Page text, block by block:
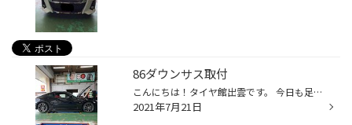
86ダウンサス取付
こんにちは！タイヤ館出雲です。 今日も足回り作業紹介です！ 数日前に納車されて、車高を下げたいとご相談頂いた86です。 ただ86は車検の関係上あまり下げる事が出来ないので、今回はRSRの【TI2000】を取付しました♪ ダウンサスだと乗り心地が悪化するイメージが有りますがこの商品は純正とほとん...
2021年7月21日